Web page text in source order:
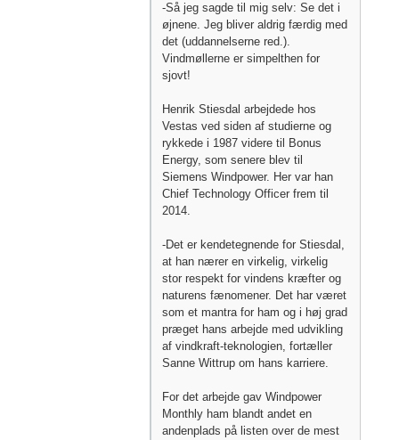
-Så jeg sagde til mig selv: Se det i
øjnene. Jeg bliver aldrig færdig med
det (uddannelserne red.).
Vindmøllerne er simpelthen for
sjovt!
Henrik Stiesdal arbejdede hos
Vestas ved siden af studierne og
rykkede i 1987 videre til Bonus
Energy, som senere blev til
Siemens Windpower. Her var han
Chief Technology Officer frem til
2014.
-Det er kendetegnende for Stiesdal,
at han nærer en virkelig, virkelig
stor respekt for vindens kræfter og
naturens fænomener. Det har været
som et mantra for ham og i høj grad
præget hans arbejde med udvikling
af vindkraft-teknologien, fortæller
Sanne Wittrup om hans karriere.
For det arbejde gav Windpower
Monthly ham blandt andet en
andenplads på listen over de mest